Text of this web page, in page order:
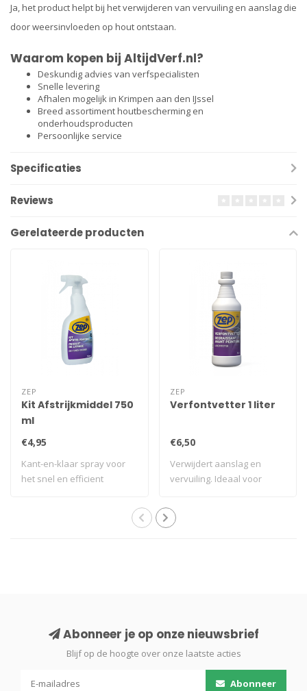
Ja, het product helpt bij het verwijderen van vervuiling en aanslag die
door weersinvloeden op hout ontstaan.
Waarom kopen bij AltijdVerf.nl?
Deskundig advies van verfspecialisten
Snelle levering
Afhalen mogelijk in Krimpen aan den IJssel
Breed assortiment houtbescherming en
onderhoudsproducten
Persoonlijke service
Specificaties
Reviews
Gerelateerde producten
ZEP
Kit Afstrijkmiddel 750
ml
€4,95
Kant-en-klaar spray voor
het snel en efficient
ZEP
Verfontvetter 1 liter
€6,50
Verwijdert aanslag en
vervuiling. Ideaal voor
Abonneer je op onze nieuwsbrief
Blijf op de hoogte over onze laatste acties
Abonneer